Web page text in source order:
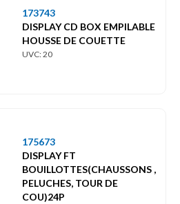
173743
DISPLAY CD BOX EMPILABLE
HOUSSE DE COUETTE
UVC: 20
175673
DISPLAY FT
BOUILLOTTES(CHAUSSONS ,
PELUCHES, TOUR DE
COU)24P